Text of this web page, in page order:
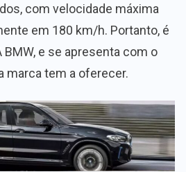
com velocidade máxima
em 180 km/h. Portanto, é
BMW, e se apresenta com o
marca tem a oferecer.